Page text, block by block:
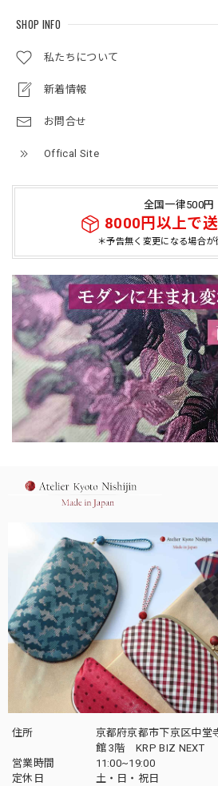
SHOP INFO
私たちについて
新着情報
お問合せ
Offical Site
全国一律500円
8000円以上で送
＊予告無く変更になる場合が
住所
京都府京都市下京区中
館 3階 KRP BIZ NEXT
営業時間
11:00~19:00
定休日
土・日・祝日